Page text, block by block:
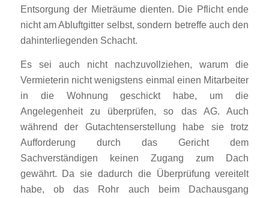
Entsorgung der Mieträume dienten. Die Pflicht ende
nicht am Abluftgitter selbst, sondern betreffe auch den
dahinterliegenden Schacht.
Es sei auch nicht nachzuvollziehen, warum die
Vermieterin nicht wenigstens einmal einen Mitarbeiter
in die Wohnung geschickt habe, um die
Angelegenheit zu überprüfen, so das AG. Auch
während der Gutachtenserstellung habe sie trotz
Aufforderung durch das Gericht dem
Sachverständigen keinen Zugang zum Dach
gewährt. Da sie dadurch die Überprüfung vereitelt
habe, ob das Rohr auch beim Dachausgang